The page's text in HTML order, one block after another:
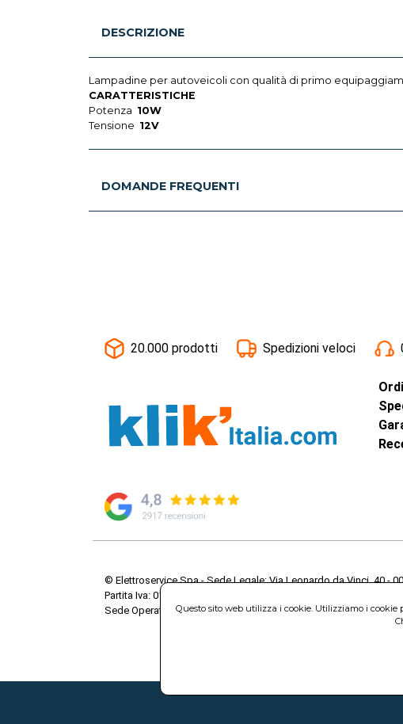
DESCRIZIONE
Lampadine per autoveicoli con qualità di primo
CARATTERISTICHE
Potenza 10W
Tensione 12V
DOMANDE FREQUENTI
20.000 prodotti Spedizioni veloci
© Elettroservice Spa - Sede Legale: Via Leonardo da Vinci, 40 -
Partita Iva: 01586761007 - Codice Fiscale: 06634500588 Capitale
Sede Operativa: Via Leonardo da Vinci, 40 - 00015
Questo sito web utilizza i cookie. Utilizziamo i